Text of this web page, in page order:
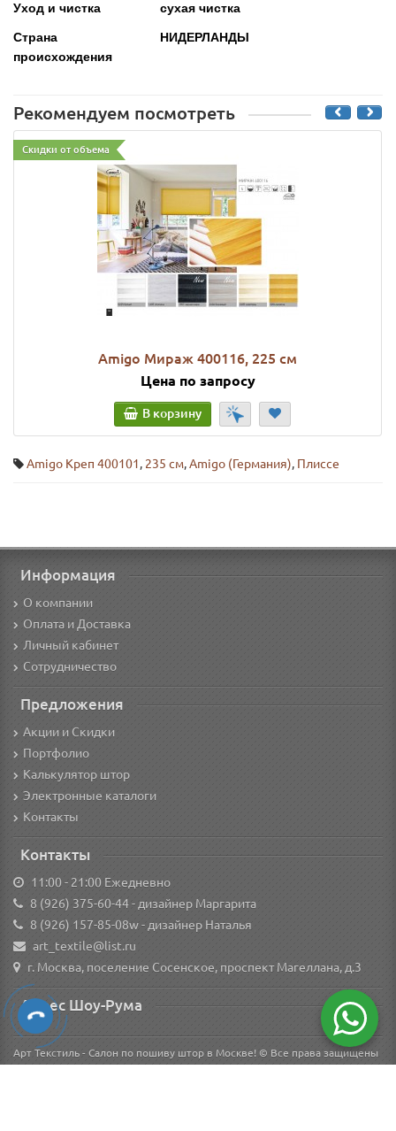
Уход и чистка сухая чистка
Страна
происхождения
НИДЕРЛАНДЫ
Рекомендуем посмотреть
Скидки от объема
Amigo Мираж 400116, 225 см
Цена по запросу
В корзину
Amigo Креп 400101, 235 см,Amigo (Германия), Плиссе
Информация
О компании
Оплата и Доставка
Личный кабинет
Сотрудничество
Предложения
Акции и Скидки
Портфолио
Калькулятор штор
Электронные каталоги
Контакты
Контакты
11:00 - 21:00 Ежедневно
8 (926) 375-60-44- дизайнер Маргарита
8 (926) 157-85-08w- дизайнер Наталья
art_textile@list.ru
г. Москва, поселение Сосенское, проспект Магеллана, д.3
Адрес Шоу-Рума
Арт Текстиль - Салон по пошиву штор в Москве! © Все права защищены